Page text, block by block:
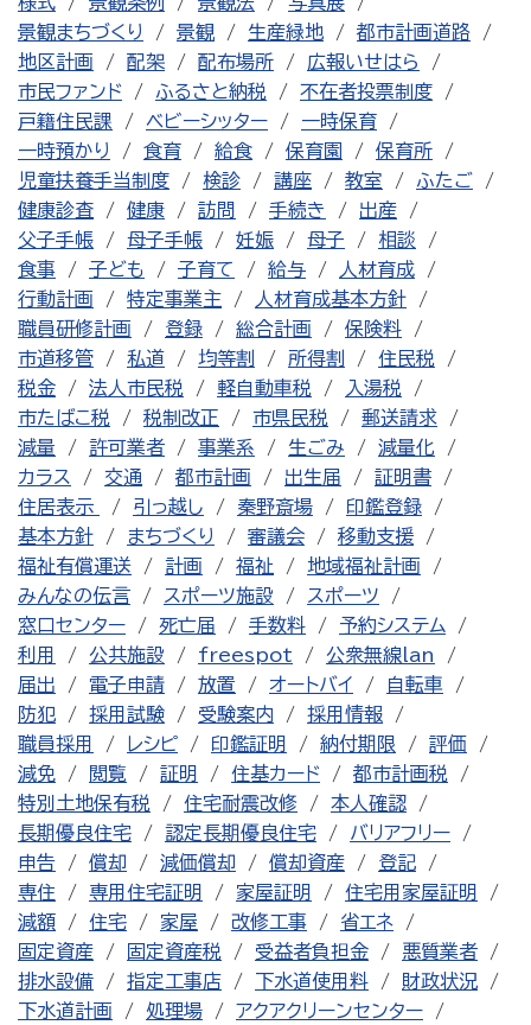
景観まちづくり
景観 生産緑地
都市計画道路
地区計画
配架 配布場所
広報いせはら
市民ファンド
ふるさと納税
不在者投票制度
戸籍住民課
ベビーシッター
一時保育
一時預かり
食育 給食 保育園
保育所
児童扶養手当制度
検診 講座 教室
ふたご
健康診査
健康 訪問 手続き
出産
父子手帳
母子手帳 妊娠 母子
相談
食事
子ども 子育て 給与
人材育成
行動計画
特定事業主
人材育成基本方針
職員研修計画
登録 総合計画
保険料
市道移管
私道 均等割 所得割
住民税
税金
法人市民税 軽自動車税
入湯税
市たばこ税
税制改正 市県民税
郵送請求
減量
許可業者 事業系 生ごみ
減量化
カラス
交通 都市計画 出生届
証明書
住居表示
引っ越し 秦野斎場
印鑑登録
基本方針
まちづくり 審議会
移動支援
福祉有償運送
計画 福祉
地域福祉計画
みんなの伝言
スポーツ施設
スポーツ
窓口センター
死亡届 手数料
予約システム
利用
公共施設 freespot
公衆無線lan
届出
電子申請 放置 オートバイ
自転車
防犯
採用試験 受験案内
採用情報
職員採用
レシピ 印鑑証明 納付期限
評価
減免
閲覧 証明 住基カード
都市計画税
特別土地保有税
住宅耐震改修
本人確認
長期優良住宅
認定長期優良住宅
バリアフリー
申告
償却 減価償却 償却資産
登記
専住
専用住宅証明 家屋証明
住宅用家屋証明
減額
住宅 家屋 改修工事
省エネ
固定資産
固定資産税 受益者負担金
悪質業者
排水設備
指定工事店 下水道使用料
財政状況
下水道計画
処理場
アクアクリーンセンター